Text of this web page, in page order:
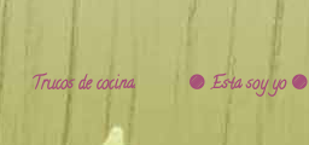
Trucos de cocina. 🟣 Esta soy yo 🟣